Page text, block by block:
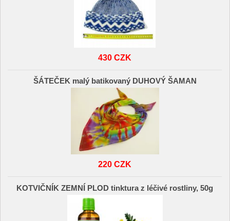
430 CZK
ŠÁTEČEK malý batikovaný DUHOVÝ ŠAMAN
220 CZK
KOTVIČNÍK ZEMNÍ PLOD tinktura z léčivé rostliny, 50g